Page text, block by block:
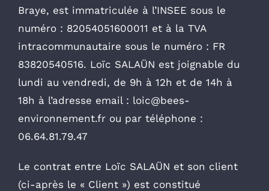
Braye, est immatriculée à l’INSEE sous le
numéro : 82054051600011 et à la TVA
intracommunautaire sous le numéro : FR
83820540516. Loïc SALAÜN est joignable du
lundi au vendredi, de 9h à 12h et de 14h à
18h à l’adresse email : loic@bees-
environnement.fr ou par téléphone :
06.64.81.79.47
Le contrat entre Loïc SALAÜN et son client
(ci-après le « Client ») est constitué